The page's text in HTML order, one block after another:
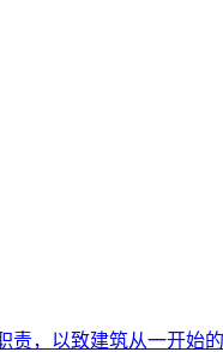
责，以致建筑从一开始